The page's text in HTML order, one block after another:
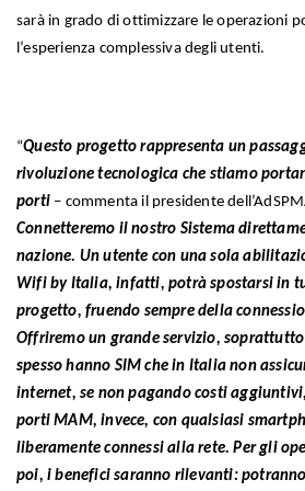
sarà in grado di ottimizzare le operazioni
l’esperienza complessiva degli utenti.
“Questo progetto rappresenta un
rivoluzione tecnologica che stiamo
porti – commenta il presidente
Connetteremo il nostro Sistema
nazione. Un utente con una sola
Wifi by Italia, infatti, potrà spostarsi in
progetto, fruendo sempre della
Offriremo un grande servizio,
spesso hanno SIM che in Italia non
internet, se non pagando costi
porti MAM, invece, con qualsiasi
liberamente connessi alla rete. Per gli
poi, i benefici saranno rilevanti: